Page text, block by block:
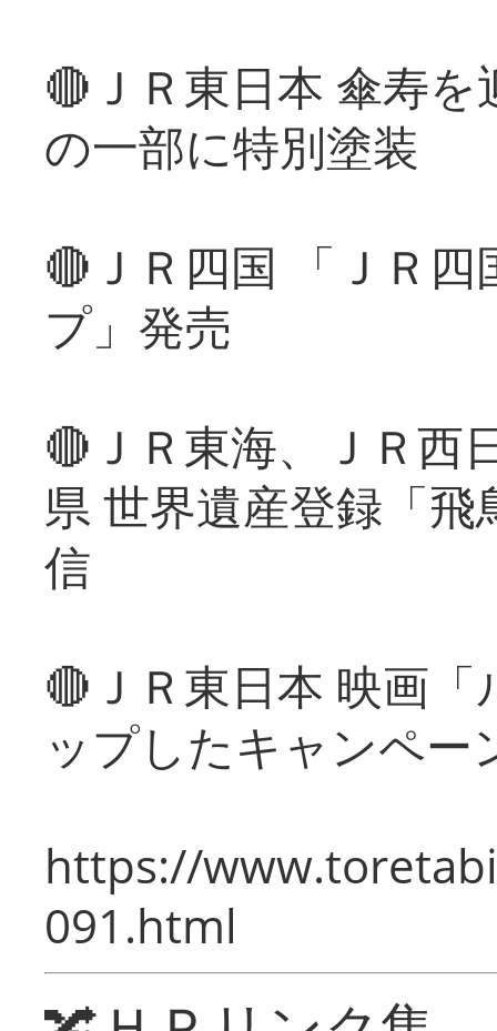
🔴ＪＲ東日本 傘寿
の一部に特別塗装
🔴ＪＲ四国 「ＪＲ
プ」発売
🔴ＪＲ東海、ＪＲ西
県 世界遺産登録「
信
🔴ＪＲ東日本 映画
ップしたキャンペー
https://
091.html